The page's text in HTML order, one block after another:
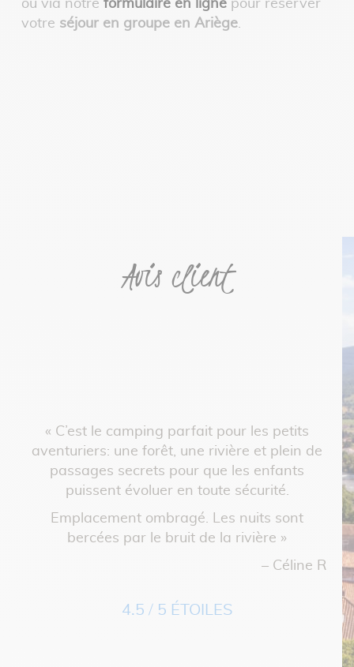
votre séjour en groupe en Ariège.
Avis client
« C’est le camping parfait pour les petits
aventuriers: une forêt, une rivière et plein de
passages secrets pour que les enfants
puissent évoluer en toute sécurité.
Emplacement ombragé. Les nuits sont
bercées par le bruit de la rivière »
– Céline R
4.5 / 5 ÉTOILES